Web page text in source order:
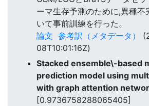
ーマ生存予測のために,異種不
いて事前訓練を行った。
論文 参考訳（メタデータ）
08T10:01:16Z)
Stacked ensemble\-based
prediction model using
with graph attention
[0.9736758288065405]